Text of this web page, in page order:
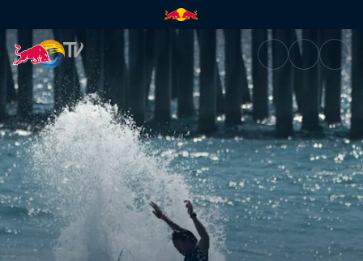
Brincadeira e treino | Red